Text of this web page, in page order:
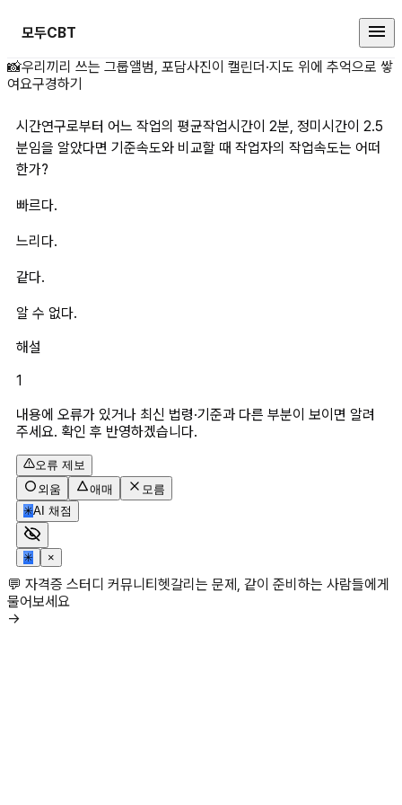
모두CBT
시간연구로부터 어느 작업의 평균
📸우리끼리 쓰는 그룹앨범, 포담사진이 캘린더·지도 위에 추억으로 쌓
여요구경하기
시간연구로부터 어느 작업의 평균작업시간이 2분, 정미시간이 2.5
분임을 알았다면 기준속도와 비교할 때 작업자의 작업속도는 어떠
한가?
빠르다.
느리다.
같다.
알 수 없다.
해설
1
내용에 오류가 있거나 최신 법령·기준과 다른 부분이 보이면 알려
주세요. 확인 후 반영하겠습니다.
오류 제보
외움
애매
모름
✳AI 채점
✳ ×
💬 자격증 스터디 커뮤니티헷갈리는 문제, 같이 준비하는 사람들에게
물어보세요
→